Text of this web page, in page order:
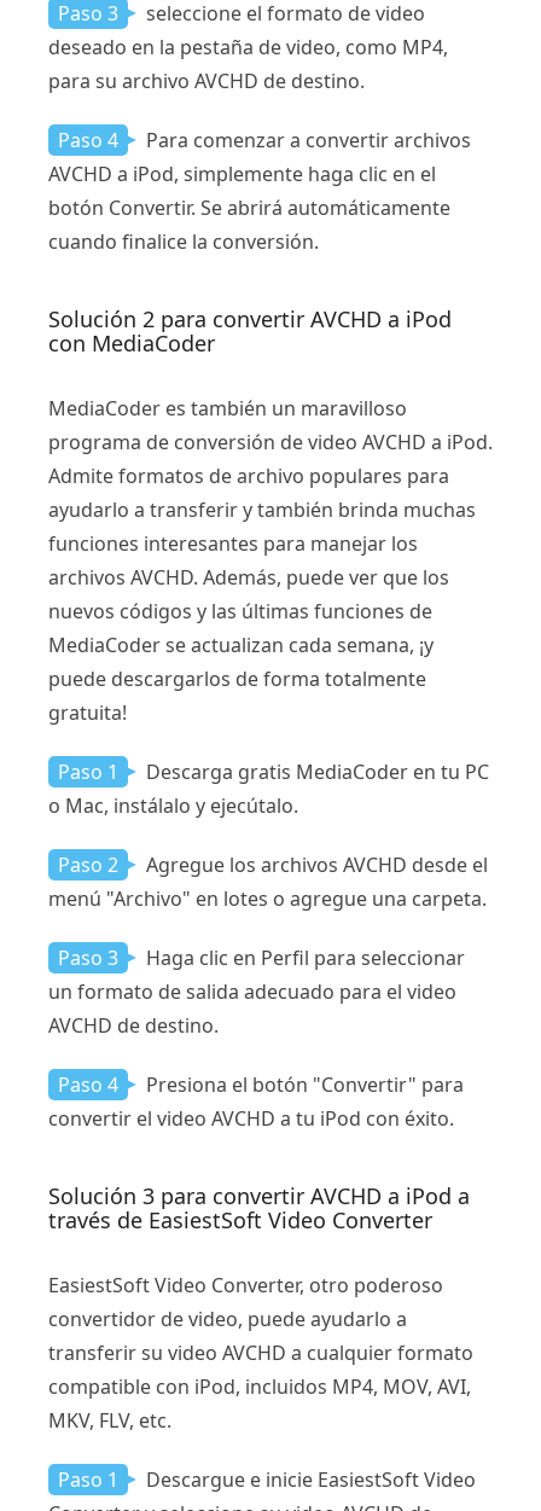
Paso 3
seleccione el formato de video
deseado en la pestaña de video, como MP4,
para su archivo AVCHD de destino.
Paso 4
Para comenzar a convertir archivos
AVCHD a iPod, simplemente haga clic en el
botón Convertir. Se abrirá automáticamente
cuando finalice la conversión.
Solución 2 para convertir AVCHD a iPod
con MediaCoder
MediaCoder es también un maravilloso
programa de conversión de video AVCHD a iPod.
Admite formatos de archivo populares para
ayudarlo a transferir y también brinda muchas
funciones interesantes para manejar los
archivos AVCHD. Además, puede ver que los
nuevos códigos y las últimas funciones de
MediaCoder se actualizan cada semana, ¡y
puede descargarlos de forma totalmente
gratuita!
Paso 1
Descarga gratis MediaCoder en tu PC
o Mac, instálalo y ejecútalo.
Paso 2
Agregue los archivos AVCHD desde el
menú "Archivo" en lotes o agregue una carpeta.
Paso 3
Haga clic en Perfil para seleccionar
un formato de salida adecuado para el video
AVCHD de destino.
Paso 4
Presiona el botón "Convertir" para
convertir el video AVCHD a tu iPod con éxito.
Solución 3 para convertir AVCHD a iPod a
través de EasiestSoft Video Converter
EasiestSoft Video Converter, otro poderoso
convertidor de video, puede ayudarlo a
transferir su video AVCHD a cualquier formato
compatible con iPod, incluidos MP4, MOV, AVI,
MKV, FLV, etc.
Paso 1
Descargue e inicie EasiestSoft Video